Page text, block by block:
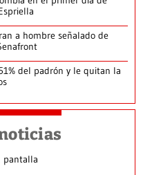
a hombre señalado de
del padrón y le quitan la
pantalla​